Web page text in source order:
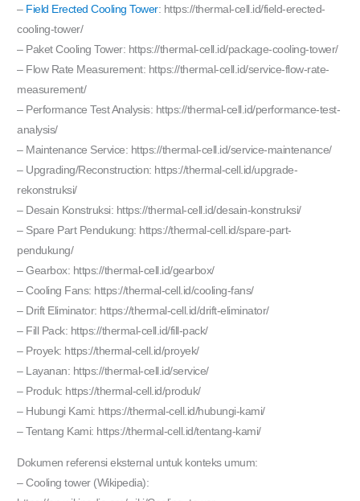
– Field Erected Cooling Tower: https://thermal-cell.id/field-erected-
cooling-tower/
– Paket Cooling Tower: https://thermal-cell.id/package-cooling-tower/
– Flow Rate Measurement: https://thermal-cell.id/service-flow-rate-
measurement/
– Performance Test Analysis: https://thermal-cell.id/performance-test-
analysis/
– Maintenance Service: https://thermal-cell.id/service-maintenance/
– Upgrading/Reconstruction: https://thermal-cell.id/upgrade-
rekonstruksi/
– Desain Konstruksi: https://thermal-cell.id/desain-konstruksi/
– Spare Part Pendukung: https://thermal-cell.id/spare-part-
pendukung/
– Gearbox: https://thermal-cell.id/gearbox/
– Cooling Fans: https://thermal-cell.id/cooling-fans/
– Drift Eliminator: https://thermal-cell.id/drift-eliminator/
– Fill Pack: https://thermal-cell.id/fill-pack/
– Proyek: https://thermal-cell.id/proyek/
– Layanan: https://thermal-cell.id/service/
– Produk: https://thermal-cell.id/produk/
– Hubungi Kami: https://thermal-cell.id/hubungi-kami/
– Tentang Kami: https://thermal-cell.id/tentang-kami/
Dokumen referensi eksternal untuk konteks umum:
– Cooling tower (Wikipedia):